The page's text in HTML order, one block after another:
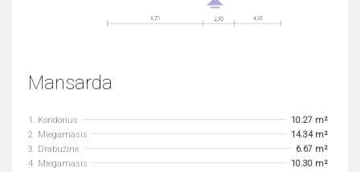
Mansarda
1. Koridorius
10.27 m²
2. Miegamasis
14.34 m²
3. Drabužinė
6.67 m²
4. Miegamasis
10.30 m²